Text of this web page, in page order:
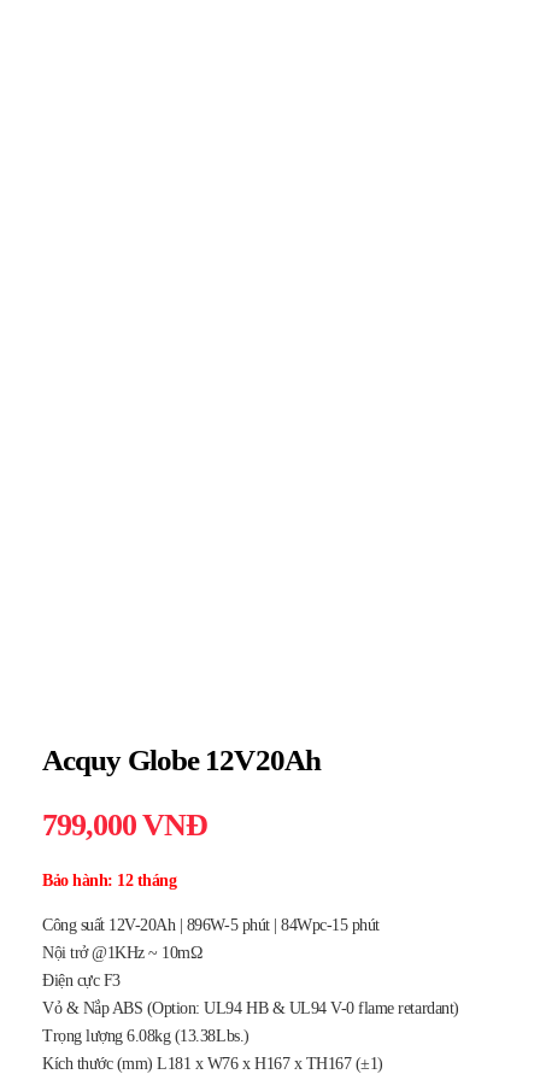
Acquy Globe 12V20Ah
799,000VNĐ
Bảo hành: 12 tháng
Công suất 12V-20Ah | 896W-5 phút | 84Wpc-15 phút
Nội trở @1KHz ~ 10mΩ
Điện cực F3
Vỏ & Nắp ABS (Option: UL94 HB & UL94 V-0 flame retardant)
Trọng lượng 6.08kg (13.38Lbs.)
Kích thước (mm) L181 x W76 x H167 x TH167 (±1)